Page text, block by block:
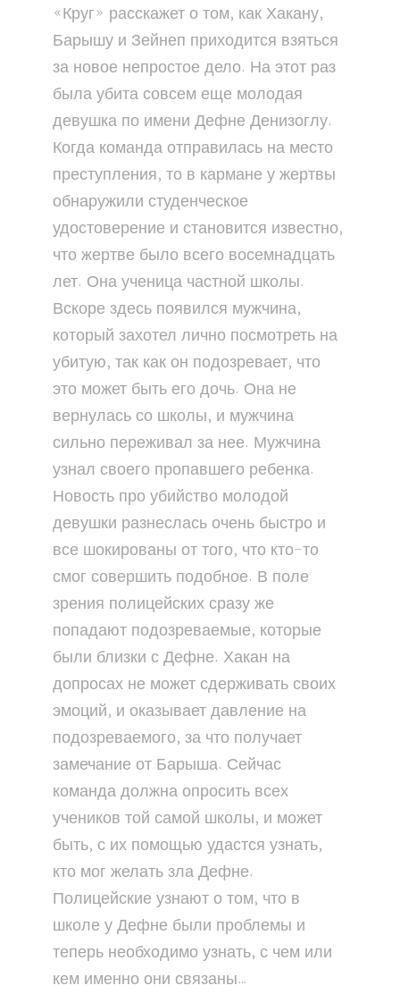
«Круг» расскажет о том, как Хакану,
Барышу и Зейнеп приходится взяться
за новое непростое дело. На этот раз
была убита совсем еще молодая
девушка по имени Дефне Денизоглу.
Когда команда отправилась на место
преступления, то в кармане у жертвы
обнаружили студенческое
удостоверение и становится известно,
что жертве было всего восемнадцать
лет. Она ученица частной школы.
Вскоре здесь появился мужчина,
который захотел лично посмотреть на
убитую, так как он подозревает, что
это может быть его дочь. Она не
вернулась со школы, и мужчина
сильно переживал за нее. Мужчина
узнал своего пропавшего ребенка.
Новость про убийство молодой
девушки разнеслась очень быстро и
все шокированы от того, что кто-то
смог совершить подобное. В поле
зрения полицейских сразу же
попадают подозреваемые, которые
были близки с Дефне. Хакан на
допросах не может сдерживать своих
эмоций, и оказывает давление на
подозреваемого, за что получает
замечание от Барыша. Сейчас
команда должна опросить всех
учеников той самой школы, и может
быть, с их помощью удастся узнать,
кто мог желать зла Дефне.
Полицейские узнают о том, что в
школе у Дефне были проблемы и
теперь необходимо узнать, с чем или
кем именно они связаны…